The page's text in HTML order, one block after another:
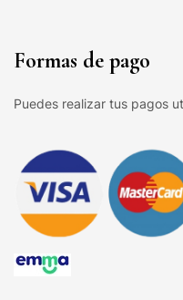
Formas de pago
Puedes realizar tus pagos